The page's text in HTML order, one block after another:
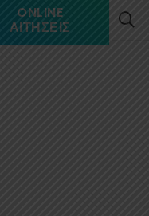
ONLINE
ΑΙΤΉΣΕΙΣ